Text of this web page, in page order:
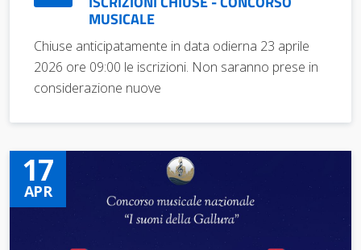
MUSICALE
Chiuse anticipatamente in data odierna 23 aprile
2026 ore 09:00 le iscrizioni. Non saranno prese in
considerazione nuove
17
APR